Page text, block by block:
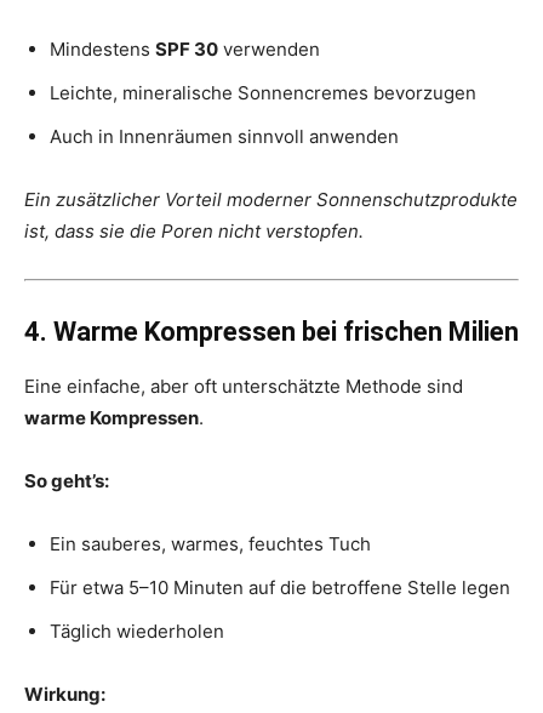
Mindestens SPF 30 verwenden
Leichte, mineralische Sonnencremes bevorzugen
Auch in Innenräumen sinnvoll anwenden
Ein zusätzlicher Vorteil moderner Sonnenschutzprodukte
ist, dass sie die Poren nicht verstopfen.
4. Warme Kompressen bei frischen Milien
Eine einfache, aber oft unterschätzte Methode sind
warme Kompressen.
So geht’s:
Ein sauberes, warmes, feuchtes Tuch
Für etwa 5–10 Minuten auf die betroffene Stelle legen
Täglich wiederholen
Wirkung: